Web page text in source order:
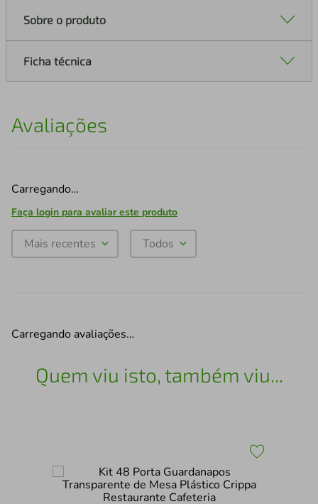
Sobre o produto
Ficha técnica
Avaliações
Carregando…
Faça login para avaliar este produto
Mais recentes Todos
Carregando avaliações…
Quem viu isto, também viu...